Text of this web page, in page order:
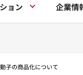
ョン 企業情
子の商品化について